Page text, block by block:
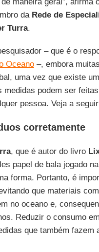
da Rede de
Turra.
– que é o
Oceano–, embora
uma vez que existe
medidas podem ser
pessoa. Veja a
corretamente
, que é autor do livro
papel de bala jogado
forma. Portanto, é
que materiais
no oceano e,
Reduzir o consumo
que também fazem